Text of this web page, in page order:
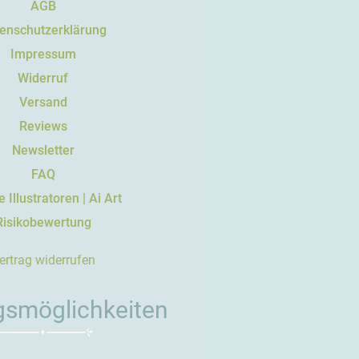
AGB
Impressum
Widerruf
Versand
Reviews
Newsletter
FAQ
Illustratoren | Ai Art
widerrufen